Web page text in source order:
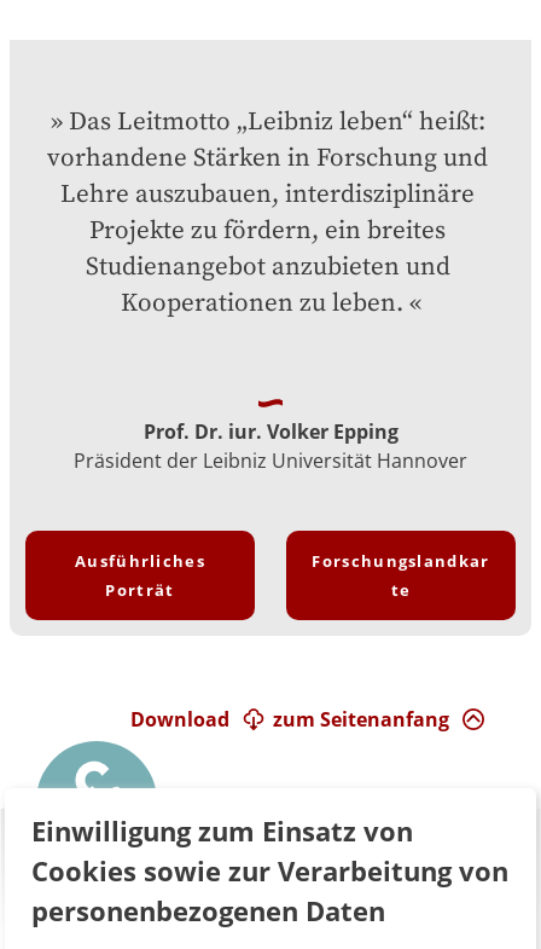
Das Leitmotto „Leibniz leben“ heißt:
vorhandene Stärken in Forschung und
Lehre auszubauen, interdisziplinäre
Projekte zu fördern, ein breites
Studienangebot anzubieten und
Kooperationen zu leben.
Prof. Dr. iur. Volker Epping
Präsident der Leibniz Universität Hannover
Ausführliches
Porträt
Forschungslandkar
te
zum Seitenanfang
Download
Einwilligung zum Einsatz von
Cookies sowie zur Verarbeitung von
personenbezogenen Daten